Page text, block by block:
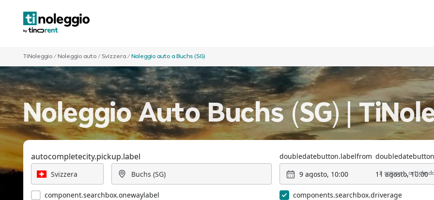
TiNoleggio / Noleggio auto /Svizzera / Noleggio auto a Buchs (SG)
Noleggio Auto Buchs (SG) |
autocompletecity.pickup.label
component.searchbox.onewaylabel
doubledatebutton.labelfrom
9 agosto, 10:00
11 agosto, 10:00
2
components.searchbox.driverage